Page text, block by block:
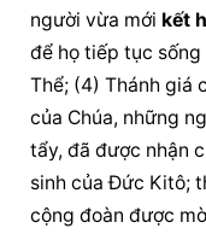
người vừa mới kết
để họ tiếp tục
Thể; (4) Thánh giá
của Chúa, những
tẩy, đã được nhận
cộng đoàn được